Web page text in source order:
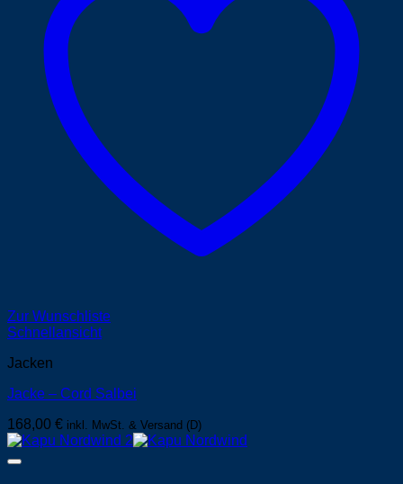
Zur Wunschliste
Schnellansicht
Jacken
Jacke – Cord Salbei
168,00 € inkl. MwSt. & Versand (D)